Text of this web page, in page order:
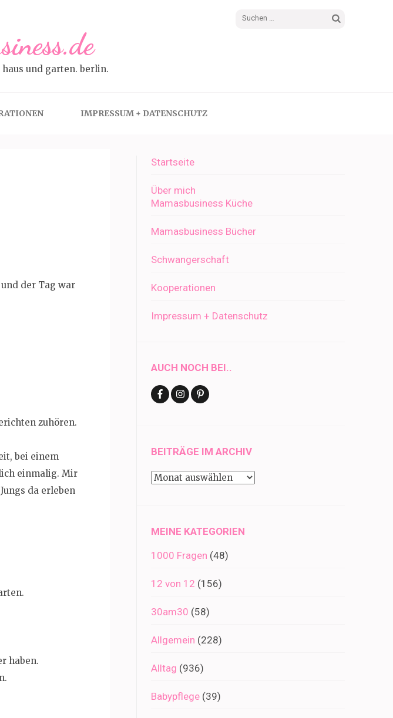
Suchen
und garten. berlin.
IMPRESSUM + DATENSCHUTZ
der Tag war
zuhören.
bei einem
einmalig. Mir
da erleben
haben.
Startseite
Über mich
Mamasbusiness Küche
Mamasbusiness Bücher
Schwangerschaft
Kooperationen
Impressum + Datenschutz
AUCH NOCH BEI..
BEITRÄGE IM ARCHIV
Beiträge
MEINE KATEGORIEN
1000 Fragen (48)
12 von 12 (156)
30am30 (58)
Allgemein (228)
Alltag (936)
Babypflege (39)